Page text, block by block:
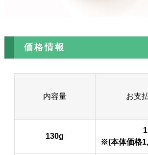
価格情報
内容量 お支
130g
※(本体価格